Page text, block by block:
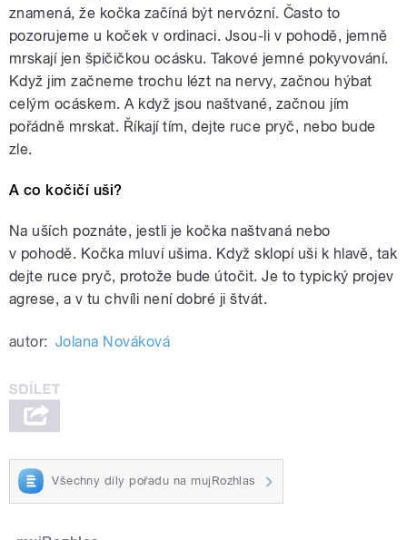
znamená, že kočka začíná být nervózní. Často to
pozorujeme u koček v ordinaci. Jsou-li v pohodě, jemně
mrskají jen špičičkou ocásku. Takové jemné pokyvování.
Když jim začneme trochu lézt na nervy, začnou hýbat
celým ocáskem. A když jsou naštvané, začnou jím
pořádně mrskat. Říkají tím, dejte ruce pryč, nebo bude
zle.
A co kočičí uši?
Na uších poznáte, jestli je kočka naštvaná nebo
v pohodě. Kočka mluví ušima. Když sklopí uši k hlavě, tak
dejte ruce pryč, protože bude útočit. Je to typický projev
agrese, a v tu chvíli není dobré ji štvát.
autor: Jolana Nováková
Všechny díly pořadu na mujRozhlas